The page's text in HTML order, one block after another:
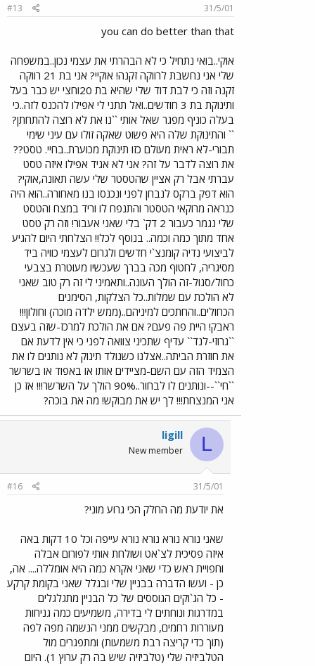
31/5/01
#13
you can do better than that
אוקי..בואי נתחיל כי לא הבהרתי את עצמי נכון..במשפחה
שלי אני נחשבת לרווקה זקנה! אוקיי? אני בת 21 רווקה
זקנה וזה כי לבת דוד שלי שהיא בת 20וחצי יש כבר בעל
ותינוקת בת 3 חודשים..ואל תתני לי אפילו להכנס לזה..כי
בעלה כוניף מפגר שאל אותי ``נו את לא רוצה להתחתן?
`` והתינוקת שלה היא פשוט שאקה זולו עם עיני שימי
תבורי-לא ראית מעולם כזו תינוקת מכוערת..בחיי. טסט??
את רוצה לדבר על זה? אני לא אגיד אפילו איזה טסט
עברתי אבל רק אציין שהטסטר שלי עשה תאונה,אוקי?
הוא דפק ברקס לנבחן לפני ונכנסו בנו מאחורה..הוא היה
כנראה מרוקאי הטסטר והתנפח לו וריד במצח והטסט
שלי נגמר כעבור 2 דק` בלי שאני אעבור! וזה רק טסט
אחד מתוך כמה וכמה.. בנוסף לכל!! הצלחתי היום להגיע
לביצועי נדיה קומנצ`י חדשים ולגרום לעצמי כוויה ביד
מסיגריה, לחטוף מכה בברך שעכשיו מעוטרת בצבעי
כחול/סגול-זה הולך העונה..ותאמיני לי זה רק טוב שאני
לא הולכת עם שמלות..כל הצלקות, הסימנים
הכחולים..והחתכים למיניהם..(ממש ילדה מוכה) וחולון!!!
ראבק! היית פה פעם? אם את הולכת למרכז-שזה בעצם
``גרוזי-לנד`` עדיף שתכיני צוואה לפני כי אין לדעת אם
את חוזרת הביתה..אצלנו כשנולד תינוק לא נותנים לו את
הצמיד הזה עם השם-מציידים אותו או באפוד או בשרשר
``חי``--ונותנים לו לבחור..90% הולך על השרשר!!! אז כן
אני המנצחת!!! לך יש את מבוקש! מה את בוכה?
L
ligill
New member
31/5/01
#16
את יודעת מה החלק הכי גרוע מוני?
שאני נורא נורא נורא נורא עייפה וכל 10 דקות באה
איזה פסיכית לצ`אט ושולחת אותי לפורום אבלה
וחפויית ראש כדי שאני אקרא כמה היא אומללה.... אה,
כן - ועשו הדברה בבניין שלי ובגלל שאני בקומת קרקע
- כל הג`וקים הגוססים של כל הבניין מתגלגלים
במדרגות ונוחתים לי בדירה, משמיעים כמה גניחות
מעוררות רחמים, מבקשים ממני הנשמה מפה לפה
(תוך כדי קריצה רבת משמעות) ומתפגרים מול
הטלביזיה שלי (טלביזיה שיש בה רק ערוץ 1). היום